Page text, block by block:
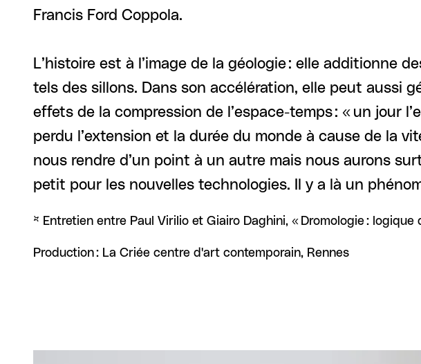
Francis Ford Coppola.
L’histoire est à l’image de la géologie : elle additionne
tels des sillons. Dans son accélération, elle peut aussi
effets de la compression de l’espace-temps : « un jour
perdu l’extension et la durée du monde à cause de la
nous rendre d’un point à un autre mais nous aurons
petit pour les nouvelles technologies. Il y a là un
* Entretien entre Paul Virilio et Giairo Daghini, « Dromologie : logique
Production : La Criée centre d'art contemporain, Rennes